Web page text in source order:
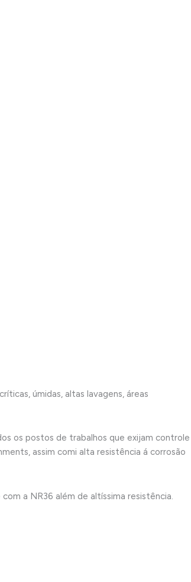
úmidas, altas lavagens, áreas
os postos de trabalhos que exijam controle
assim comi alta resistência á corrosão
a NR36 além de altíssima resistência.